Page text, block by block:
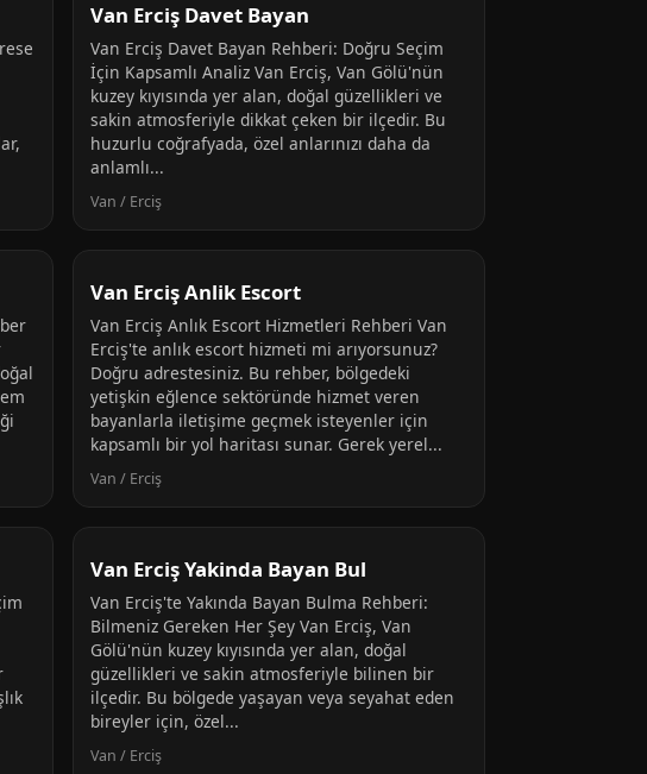
Van Erciş Davet Bayan
Van Erciş Davet Bayan Rehberi: Doğru Seçim
İçin Kapsamlı Analiz Van Erciş, Van Gölü'nün
kuzey kıyısında yer alan, doğal güzellikleri ve
sakin atmosferiyle dikkat çeken bir ilçedir. Bu
huzurlu coğrafyada, özel anlarınızı daha da
anlamlı...
Van / Erciş
Van Erciş Anlik Escort
Van Erciş Anlık Escort Hizmetleri Rehberi Van
Erciş'te anlık escort hizmeti mi arıyorsunuz?
Doğru adrestesiniz. Bu rehber, bölgedeki
yetişkin eğlence sektöründe hizmet veren
bayanlarla iletişime geçmek isteyenler için
kapsamlı bir yol haritası sunar. Gerek yerel...
Van / Erciş
Van Erciş Yakinda Bayan Bul
Van Erciş'te Yakında Bayan Bulma Rehberi:
Bilmeniz Gereken Her Şey Van Erciş, Van
Gölü'nün kuzey kıyısında yer alan, doğal
güzellikleri ve sakin atmosferiyle bilinen bir
ilçedir. Bu bölgede yaşayan veya seyahat eden
bireyler için, özel...
Van / Erciş